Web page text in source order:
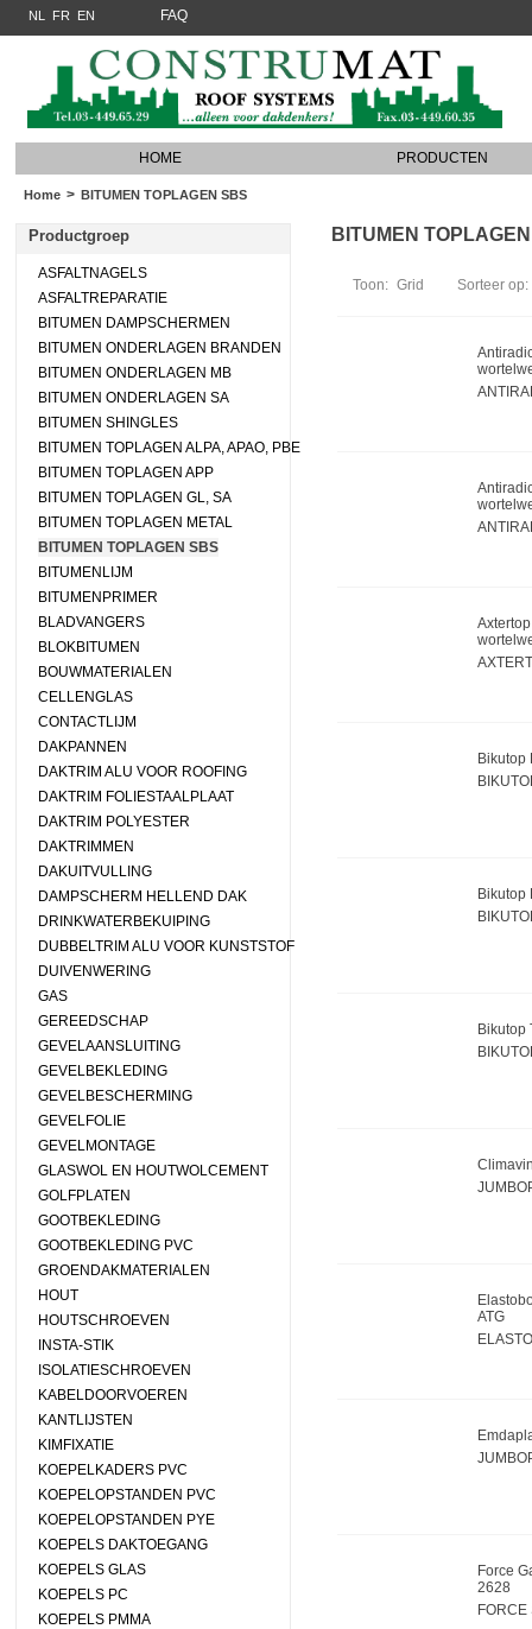
NL FR EN FAQ
HOME PRODUCTEN
Home > BITUMEN TOPLAGEN SBS
Productgroep
ASFALTNAGELS
ASFALTREPARATIE
BITUMEN DAMPSCHERMEN
BITUMEN ONDERLAGEN BRANDEN
BITUMEN ONDERLAGEN MB
BITUMEN ONDERLAGEN SA
BITUMEN SHINGLES
BITUMEN TOPLAGEN ALPA, APAO, PBE
BITUMEN TOPLAGEN APP
BITUMEN TOPLAGEN GL, SA
BITUMEN TOPLAGEN METAL
BITUMEN TOPLAGEN SBS
BITUMENLIJM
BITUMENPRIMER
BLADVANGERS
BLOKBITUMEN
BOUWMATERIALEN
CELLENGLAS
CONTACTLIJM
DAKPANNEN
DAKTRIM ALU VOOR ROOFING
DAKTRIM FOLIESTAALPLAAT
DAKTRIM POLYESTER
DAKTRIMMEN
DAKUITVULLING
DAMPSCHERM HELLEND DAK
DRINKWATERBEKUIPING
DUBBELTRIM ALU VOOR KUNSTSTOF
DUIVENWERING
GAS
GEREEDSCHAP
GEVELAANSLUITING
GEVELBEKLEDING
GEVELBESCHERMING
GEVELFOLIE
GEVELMONTAGE
GLASWOL EN HOUTWOLCEMENT
GOLFPLATEN
GOOTBEKLEDING
GOOTBEKLEDING PVC
GROENDAKMATERIALEN
HOUT
HOUTSCHROEVEN
INSTA-STIK
ISOLATIESCHROEVEN
KABELDOORVOEREN
KANTLIJSTEN
KIMFIXATIE
KOEPELKADERS PVC
KOEPELOPSTANDEN PVC
KOEPELOPSTANDEN PYE
KOEPELS DAKTOEGANG
KOEPELS GLAS
KOEPELS PC
KOEPELS PMMA
BITUMEN
Toon: Grid Sorteer op:
Bikutop
Bikutop
Bikutop
ATG
Force
2628
FORCE